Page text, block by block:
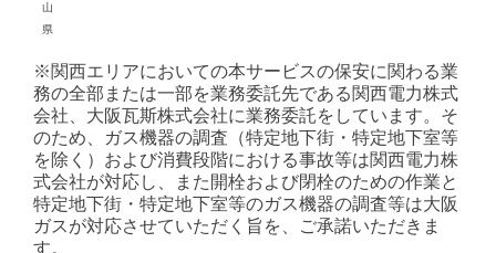
山
県
※関西エリアにおいての本サービスの保安に関わる業
務の全部または一部を業務委託先である関西電力株式
会社、大阪瓦斯株式会社に業務委託をしています。そ
のため、ガス機器の調査（特定地下街・特定地下室等
を除く）および消費段階における事故等は関西電力株
式会社が対応し、また開栓および閉栓のための作業と
特定地下街・特定地下室等のガス機器の調査等は大阪
ガスが対応させていただく旨を、ご承諾いただきま
す。